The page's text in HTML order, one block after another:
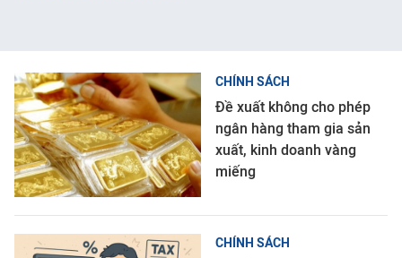
CHÍNH SÁCH
Đề xuất không cho phép
ngân hàng tham gia sản
xuất, kinh doanh vàng
miếng
CHÍNH SÁCH